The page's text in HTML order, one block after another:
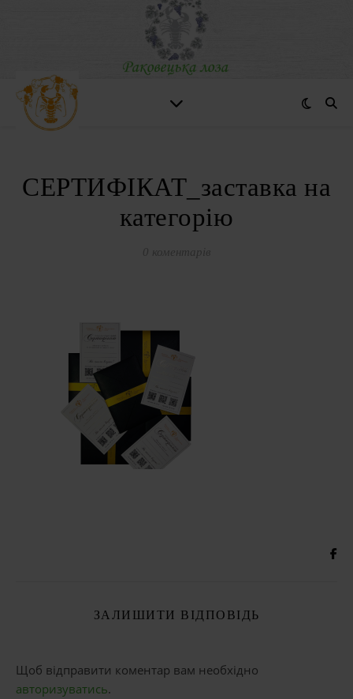
СЕРТИФІКАТ_заставка на
категорію
0 коментарів
ЗАЛИШИТИ ВІДПОВІДЬ
Щоб відправити коментар вам необхідно
авторизуватись.